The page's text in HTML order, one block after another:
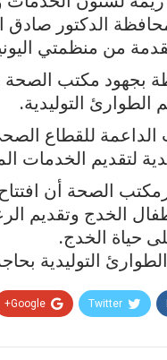
الدكتور
من منظمتي
بجهود مكتب الصحة
التوليدية.
الداعمة للقطاع
لتقديم الخدمات
الصحة أن
الخدج وتقديم
حياة الخدج.
التوليدية
Twitter
Google+